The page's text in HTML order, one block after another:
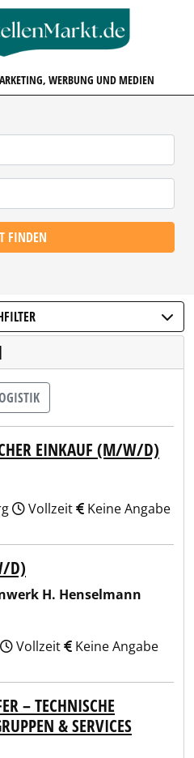
WERBUNG UND MEDIEN
FINDEN
EINKAUF (M/W/D)
Vollzeit Keine Angabe
D)
H. Henselmann
Vollzeit Keine Angabe
– TECHNISCHE
& SERVICES